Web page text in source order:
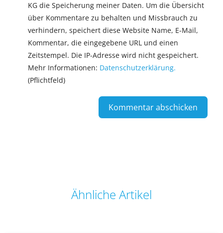
KG die Speicherung meiner Daten. Um die Übersicht
über Kommentare zu behalten und Missbrauch zu
verhindern, speichert diese Website Name, E-Mail,
Kommentar, die eingegebene URL und einen
Zeitstempel. Die IP-Adresse wird nicht gespeichert.
Mehr Informationen: Datenschutzerklärung.
(Pflichtfeld)
Ähnliche Artikel